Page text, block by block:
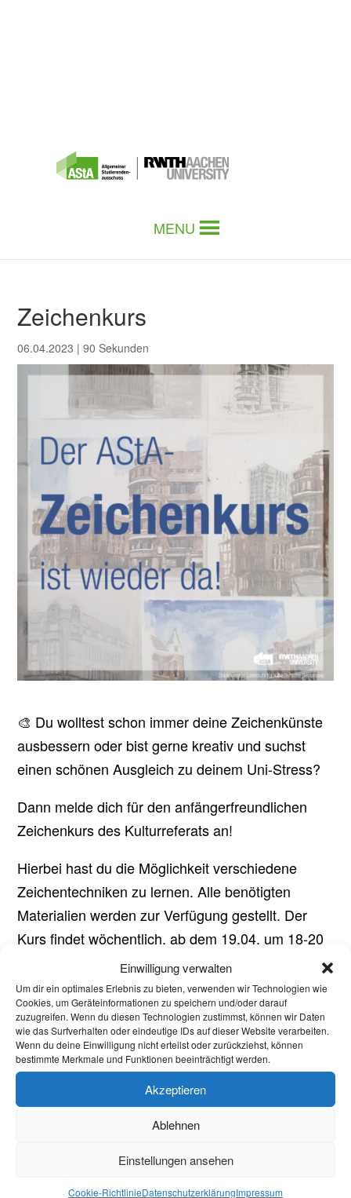
Einwilligung verwalten
Um dir ein optimales Erlebnis zu bieten, verwenden wir Technologien wie
Cookies, um Geräteinformationen zu speichern und/oder darauf
zuzugreifen. Wenn du diesen Technologien zustimmst, können wir Daten
wie das Surfverhalten oder eindeutige IDs auf dieser Website verarbeiten.
Wenn du deine Einwilligung nicht erteilst oder zurückziehst, können
bestimmte Merkmale und Funktionen beeinträchtigt werden.
Akzeptieren
Ablehnen
Einstellungen ansehen
Cookie-RichtlinieDatenschutzerklärungImpressum
MENU
Zeichenkurs
06.04.2023 |90 Sekunden
🎨️ Du wolltest schon immer deine Zeichenkünste
ausbessern oder bist gerne kreativ und suchst
einen schönen Ausgleich zu deinem Uni-Stress?
Dann melde dich für den anfängerfreundlichen
Zeichenkurs des Kulturreferats an!
Hierbei hast du die Möglichkeit verschiedene
Zeichentechniken zu lernen. Alle benötigten
Materialien werden zur Verfügung gestellt. Der
Kurs findet wöchentlich, ab dem 19.04. um 18-20
Uhr statt und beinhaltet 10 Termine.
DieAnmeldungist zwingend erforderlich für die
Teilnahme am Zeichenkurs.
Welcome Week und darüber hinaus: Onboarding
neuer internationaler Studierender
Warum Einsamkeit im Studium kein Versagen ist –